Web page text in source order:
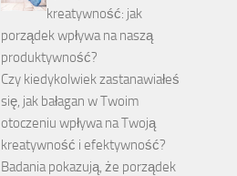
kreatywność: jak
porządek wpływa na naszą
produktywność?
Czy kiedykolwiek zastanawiałeś
się, jak bałagan w Twoim
otoczeniu wpływa na Twoją
kreatywność i efektywność?
Badania pokazują, że porządek